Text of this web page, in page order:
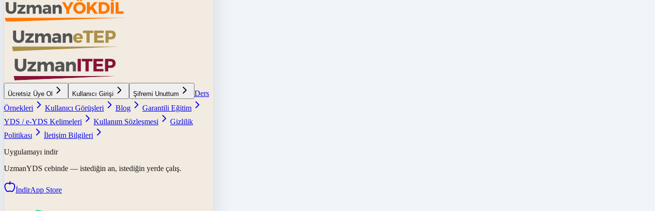
Ücretsiz Üye Ol Kullanıcı Girişi Şifremi Unuttum
Ders
Örnekleri
Kullanıcı Görüşleri Blog
Garantili Eğitim
YDS / e-YDS Kelimeleri
Kullanım Sözleşmesi
Gizlilik
Politikası
İletişim Bilgileri
Uygulamayı indir
UzmanYDS cebinde — istediğin an, istediğin yerde çalış.
İndirApp Store